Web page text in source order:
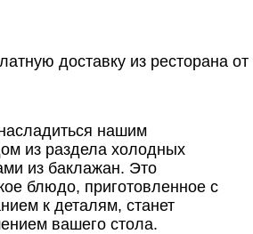
доставку из ресторана от
нашим
из раздела холодных
из баклажан. Это
блюдо, приготовленное с
к деталям, станет
вашего стола.